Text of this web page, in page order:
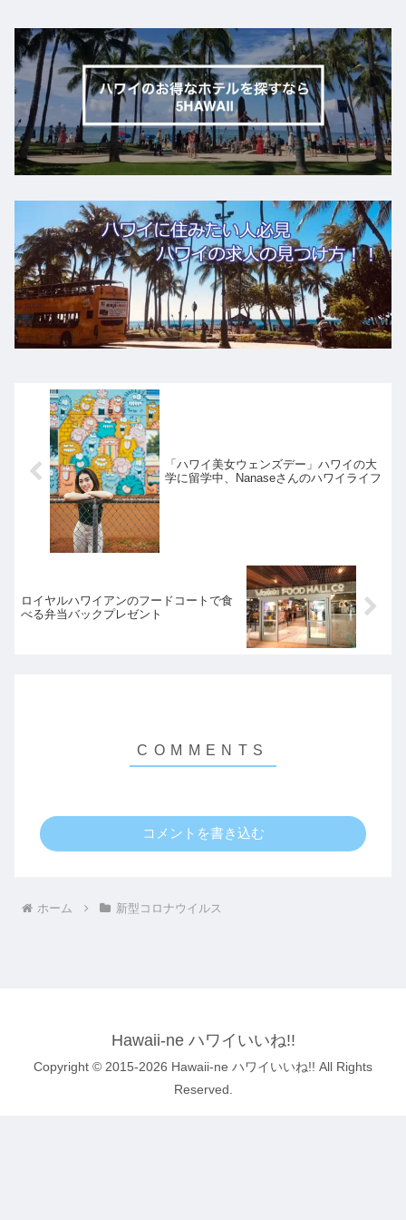
「ハワイ美女ウェンズデー」ハワイの大
学に留学中、Nanaseさんのハワイライフ
ロイヤルハワイアンのフードコートで食
べる弁当バックプレゼント
コメントを書き込む
ホーム 新型コロナウイルス
Hawaii-ne ハワイいいね!!
Copyright © 2015-2026 Hawaii-ne ハワイいいね!! All Rights
Reserved.